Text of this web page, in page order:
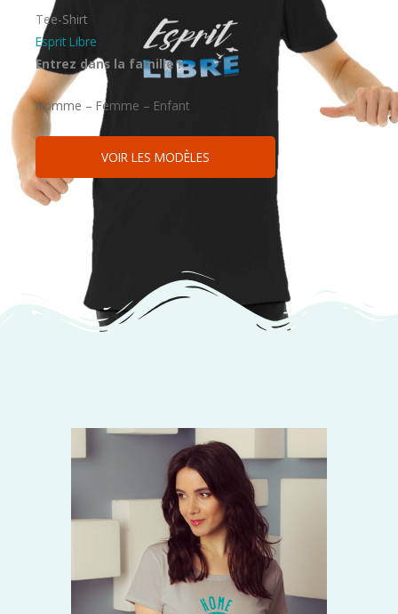
Tee-Shirt
Esprit Libre
Entrez dans la famille !
Homme – Femme – Enfant
VOIR LES MODÈLES